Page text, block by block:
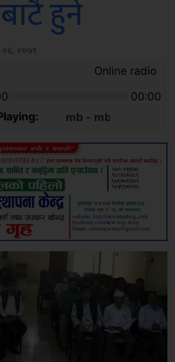
हुने
०६, २०७९